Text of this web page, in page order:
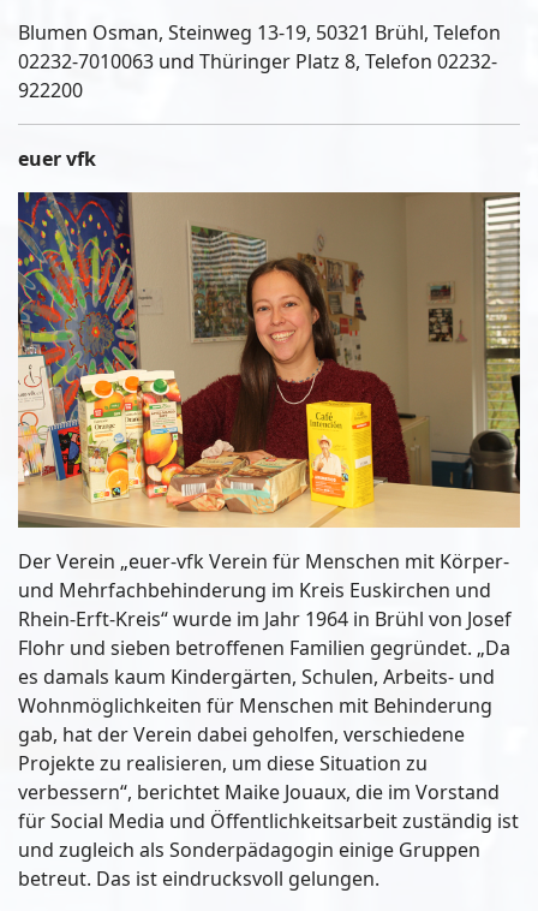
Blumen Osman, Steinweg 13-19, 50321 Brühl, Telefon
02232-7010063 und Thüringer Platz 8, Telefon 02232-
922200
euer vfk
Der Verein „euer-vfk Verein für Menschen mit Körper-
und Mehrfachbehinderung im Kreis Euskirchen und
Rhein-Erft-Kreis“ wurde im Jahr 1964 in Brühl von Josef
Flohr und sieben betroffenen Familien gegründet. „Da
es damals kaum Kindergärten, Schulen, Arbeits- und
Wohnmöglichkeiten für Menschen mit Behinderung
gab, hat der Verein dabei geholfen, verschiedene
Projekte zu realisieren, um diese Situation zu
verbessern“, berichtet Maike Jouaux, die im Vorstand
für Social Media und Öffentlichkeitsarbeit zuständig ist
und zugleich als Sonderpädagogin einige Gruppen
betreut. Das ist eindrucksvoll gelungen.